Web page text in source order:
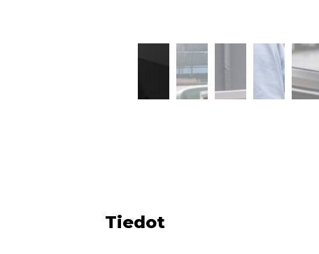
Tiedot